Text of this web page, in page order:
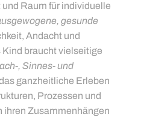
und Raum für individuelle
gesunde
Andacht und
Kind braucht vielseitige
, Sinnes- und
ganzheitliche Erleben
Prozessen und
ihren Zusammenhängen